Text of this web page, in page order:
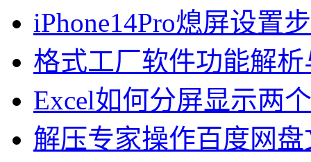
iPhone14Pro熄屏设置
格式工厂软件功能解
Excel如何分屏显示两
解压专家操作百度网